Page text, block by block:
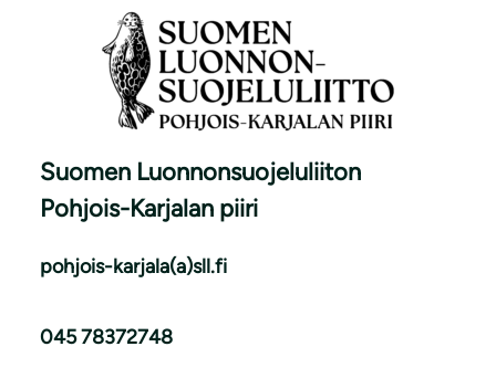
Suomen Luonnonsuojeluliiton
Pohjois-Karjalan piiri
pohjois-karjala(a)sll.fi
045 78372748